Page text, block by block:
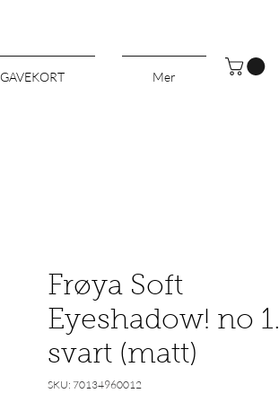
GAVEKORT Mer
Frøya Soft
Eyeshadow! no 1.
svart (matt)
SKU: 70134960012